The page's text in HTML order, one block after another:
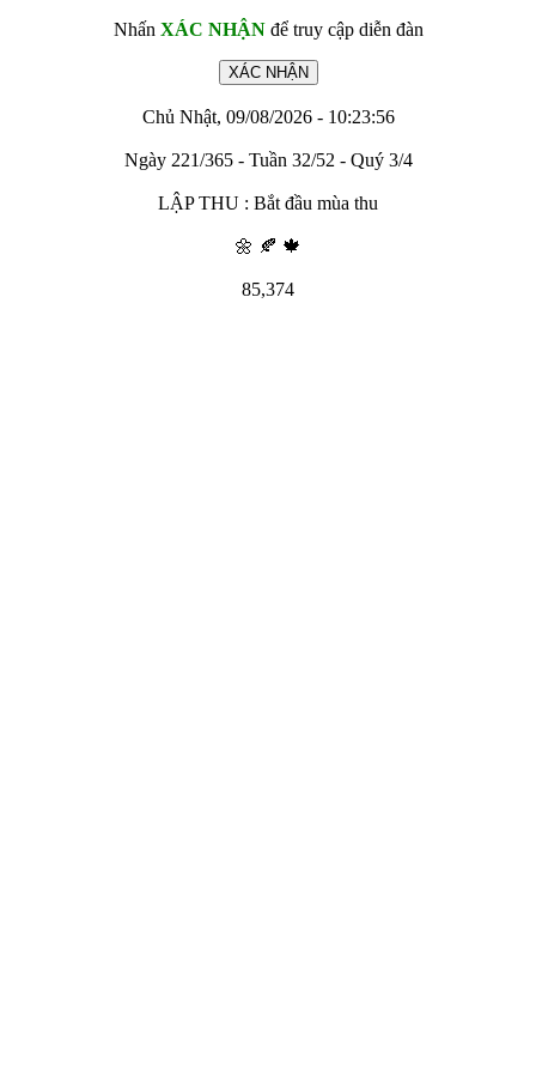
Nhấn XÁC NHẬNđể truy cập diễn đàn
Chủ Nhật, 09/08/2026 - 10:23:56
Ngày 221/365 - Tuần 32/52 - Quý 3/4
LẬP THU : Bắt đầu mùa thu
🌼 🍂 🍁
85,374